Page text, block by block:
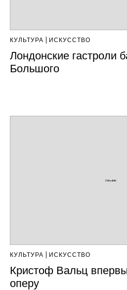
КУЛЬТУРА ИСКУССТВО
Лондонские гастроли
Большого
КУЛЬТУРА ИСКУССТВО
Кристоф Вальц
оперу